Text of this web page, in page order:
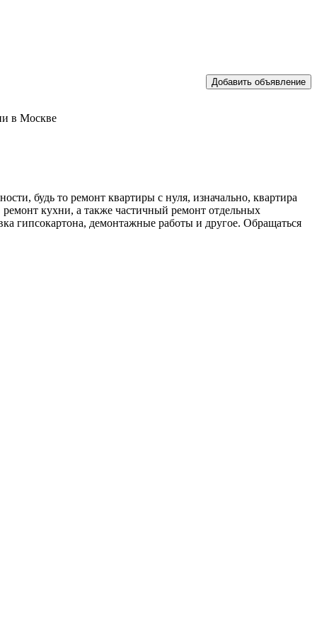
в Москве
будь то ремонт квартиры с нуля, изначально, квартира
кухни, а также частичный ремонт отдельных
гипсокартона, демонтажные работы и другое. Обращаться